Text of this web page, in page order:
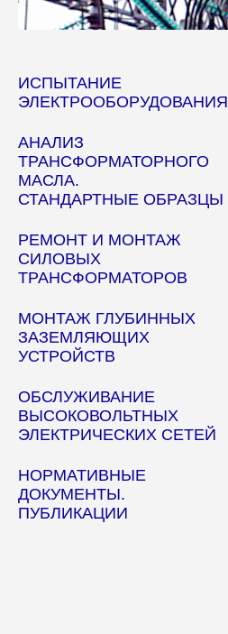
ИСПЫТАНИЕ
ЭЛЕКТРООБОРУДОВАНИЯ
АНАЛИЗ
ТРАНСФОРМАТОРНОГО
МАСЛА.
СТАНДАРТНЫЕ ОБРАЗЦЫ
РЕМОНТ И МОНТАЖ
СИЛОВЫХ
ТРАНСФОРМАТОРОВ
МОНТАЖ ГЛУБИННЫХ
ЗАЗЕМЛЯЮЩИХ
УСТРОЙСТВ
ОБСЛУЖИВАНИЕ
ВЫСОКОВОЛЬТНЫХ
ЭЛЕКТРИЧЕСКИХ СЕТЕЙ
НОРМАТИВНЫЕ
ДОКУМЕНТЫ.
ПУБЛИКАЦИИ